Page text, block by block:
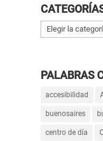
Categorías
PALABRAS
accesibilidad
buenosaires
centro de día